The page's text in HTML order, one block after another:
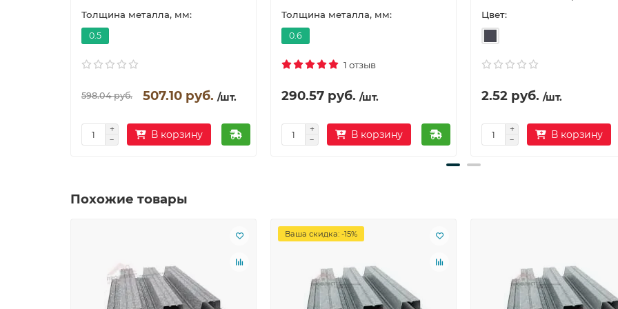
Толщина металла, мм:
0.5
598.04 руб. 507.10 руб. /шт.
В корзину
Толщина металла, мм:
0.6
1 отзыв
290.57 руб. /шт.
В корзину
Цвет:
2.52 руб. /шт.
В корзину
Похожие товары
Ваша скидка: -15%